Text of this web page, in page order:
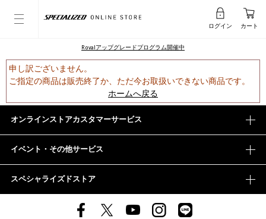
ログイン カート
Rovalアップグレードプログラム開催中
申し訳ございません。
ご指定の商品は販売終了か、ただ今お取扱いできない商品です。
ホームへ戻る
オンラインストアカスタマーサービス
イベント・その他サービス
スペシャライズドストア